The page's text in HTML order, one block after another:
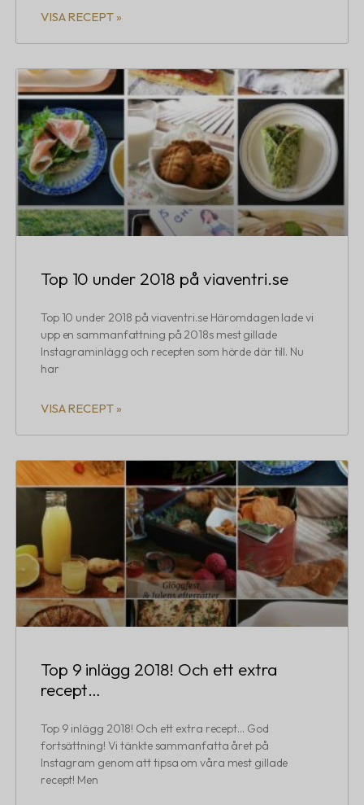
VISA RECEPT »
Top 10 under 2018 på viaventri.se
Top 10 under 2018 på viaventri.se Häromdagen lade vi
upp en sammanfattning på 2018s mest gillade
Instagraminlägg och recepten som hörde där till. Nu
har
VISA RECEPT »
Top 9 inlägg 2018! Och ett extra
recept…
Top 9 inlägg 2018! Och ett extra recept… God
fortsättning! Vi tänkte sammanfatta året på
Instagram genom att tipsa om våra mest gillade
recept! Men